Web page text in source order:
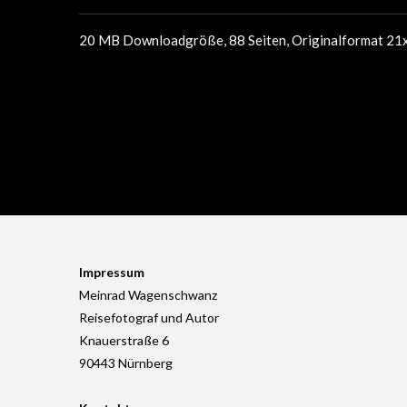
20 MB Downloadgröße, 88 Seiten, Originalformat
Impressum
Meinrad Wagenschwanz
Reisefotograf und Autor
Knauerstraße 6
90443 Nürnberg